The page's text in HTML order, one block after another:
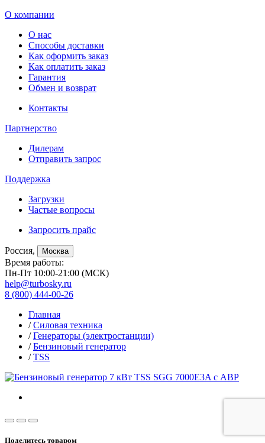
О компании
О нас
Способы доставки
Как оформить заказ
Как оплатить заказ
Гарантия
Обмен и возврат
Контакты
Партнерство
Дилерам
Отправить запрос
Поддержка
Загрузки
Частые вопросы
Запросить прайс
Россия, Москва
Время работы:
Пн-Пт 10:00-21:00 (МСК)
help@turbosky.ru
8 (800) 444-00-26
Главная
/Силовая техника
/Генераторы (электростанции)
/Бензиновый генератор
/TSS
Поделитесь товаром